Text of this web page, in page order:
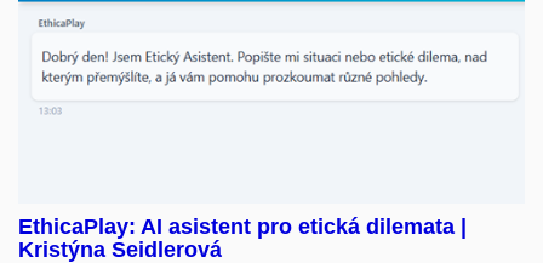
EthicaPlay: AI asistent pro etická dilemata |
Kristýna Seidlerová